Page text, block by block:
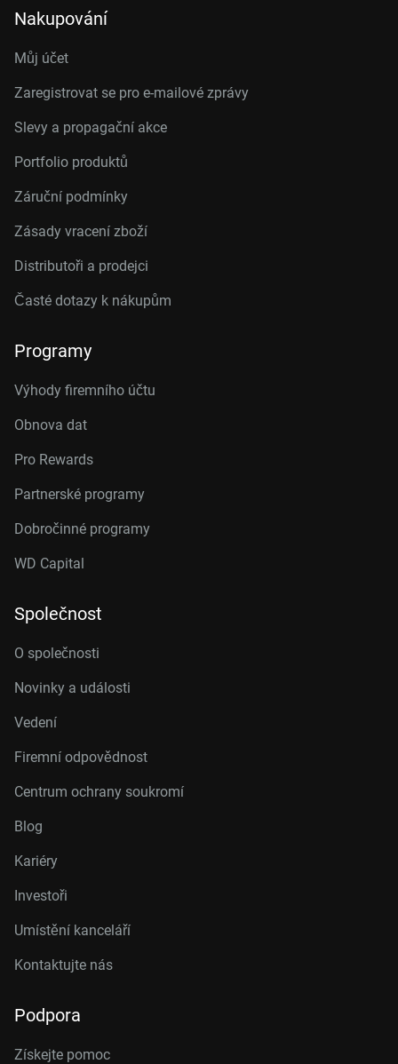
Nakupování
Můj účet
Zaregistrovat se pro e-mailové zprávy
Slevy a propagační akce
Portfolio produktů
Záruční podmínky
Zásady vracení zboží
Distributoři a prodejci
Časté dotazy k nákupům
Programy
Výhody firemního účtu
Obnova dat
Pro Rewards
Partnerské programy
Dobročinné programy
WD Capital
Společnost
O společnosti
Novinky a události
Vedení
Firemní odpovědnost
Centrum ochrany soukromí
Blog
Kariéry
Investoři
Umístění kanceláří
Kontaktujte nás
Podpora
Získejte pomoc